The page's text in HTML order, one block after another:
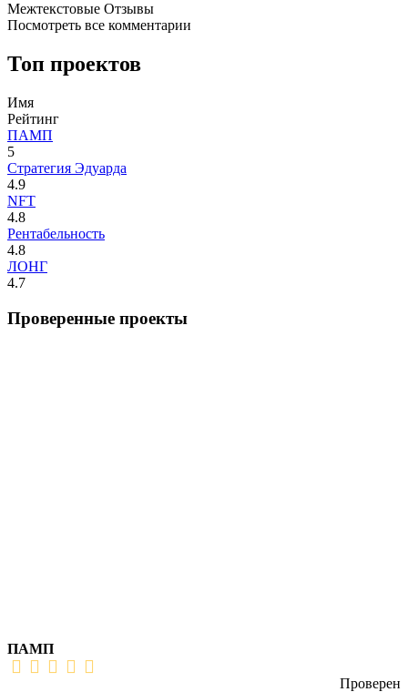
Межтекстовые Отзывы
Посмотреть все комментарии
Топ проектов
Имя
Рейтинг
ПАМП
5
Стратегия Эдуарда
4.9
NFT
4.8
Рентабельность
4.8
ЛОНГ
4.7
Проверенные проекты
ПАМП
Проверен